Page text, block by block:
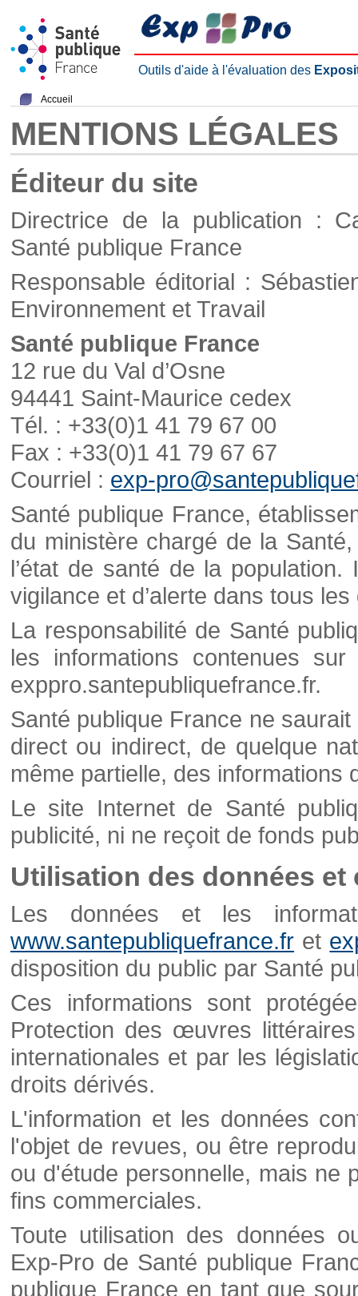
Outils d'aide à l'évaluation des
Accueil
MENTIONS LÉGALES
Éditeur du site
Directrice de la publication :
Santé publique France
Responsable éditorial :
Environnement et Travail
Santé publique France
12 rue du Val d’Osne
94441 Saint-Maurice cedex
Tél. : +33(0)1 41 79 67 00
Fax : +33(0)1 41 79 67 67
Courriel : exp-
Santé publique France,
du ministère chargé de la
l’état de santé de la
vigilance et d’alerte dans tous
La responsabilité de Santé
les informations contenues
exppro.santepubliquefrance.fr.
Santé publique France ne
direct ou indirect, de quelque
même partielle, des informations
Le site Internet de Santé
publicité, ni ne reçoit de fonds
Utilisation des données et
Les données et les
www.santepubliquefrance.fr et
disposition du public par Santé
Ces informations sont
Protection des œuvres
internationales et par les
droits dérivés.
L'information et les données
l'objet de revues, ou être
ou d'étude personnelle, mais ne
fins commerciales.
Toute utilisation des données
Exp-Pro de Santé publique
publique France en tant que